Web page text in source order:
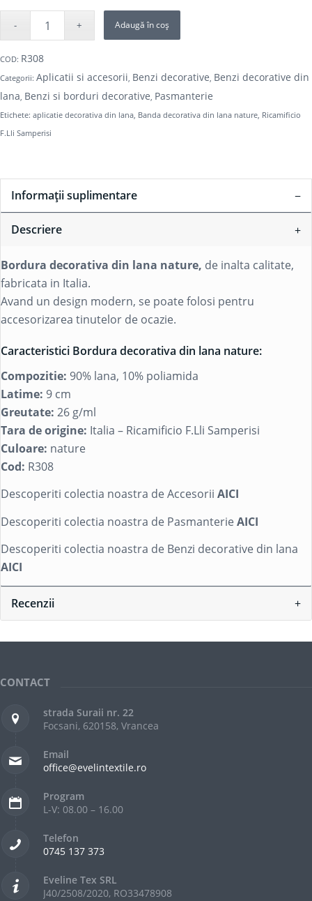
Adaugă în coș
COD: R308
Categorii: Aplicatii si accesorii, Benzi decorative, Benzi decorative din
lana, Benzi si borduri decorative, Pasmanterie
Etichete: aplicatie decorativa din lana, Banda decorativa din lana nature, Ricamificio
F.Lli Samperisi
Descriere
Bordura decorativa din lana nature, de inalta calitate,
fabricata in Italia.
Avand un design modern, se poate folosi pentru
accesorizarea tinutelor de ocazie.
Caracteristici Bordura decorativa din lana nature:
Compozitie: 90% lana, 10% poliamida
Latime: 9 cm
Greutate: 26 g/ml
Tara de origine: Italia – Ricamificio F.Lli Samperisi
Culoare: nature
Cod: R308
Descoperiti colectia noastra de Accesorii AICI
Descoperiti colectia noastra de PasmanterieAICI
Descoperiti colectia noastra de Benzi decorative din lana
AICI
Informații suplimentare
Recenzii
CONTACT
strada Suraii nr. 22
Focsani, 620158, Vrancea
Email
office@evelintextile.ro
Program
L-V: 08.00 – 16.00
Telefon
0745 137 373
Eveline Tex SRL
J40/2508/2020, RO33478908